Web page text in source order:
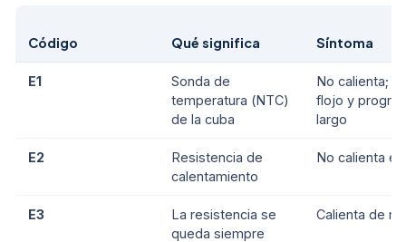
Código Qué significa Síntoma
E1
Sonda de
temperatura (NTC)
de la cuba
No calienta;
flojo y
largo
E2
Resistencia de
calentamiento
No calienta el
E3
La resistencia se
queda siempre
Calienta de